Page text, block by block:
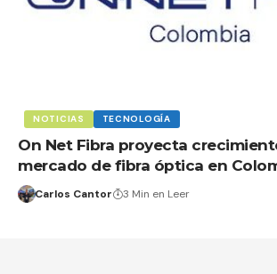
NOTICIAS TECNOLOGÍA
On Net Fibra proyecta
mercado de fibra óptica en
Carlos Cantor 3 Min en Leer